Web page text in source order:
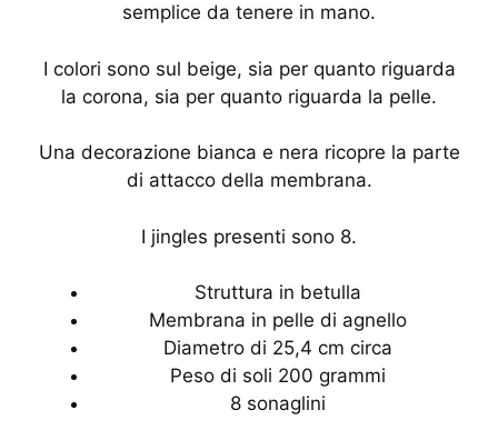
semplice da tenere in mano.
I colori sono sul beige, sia per quanto riguarda
la corona, sia per quanto riguarda la pelle.
Una decorazione bianca e nera ricopre la parte
di attacco della membrana.
I jingles presenti sono 8.
Struttura in betulla
Membrana in pelle di agnello
Diametro di 25,4 cm circa
Peso di soli 200 grammi
8 sonaglini